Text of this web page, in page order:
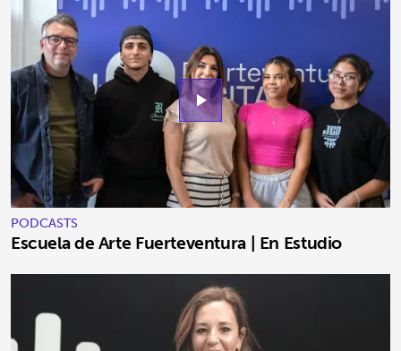
play_arrow
PODCASTS
Escuela de Arte Fuerteventura | En Estudio